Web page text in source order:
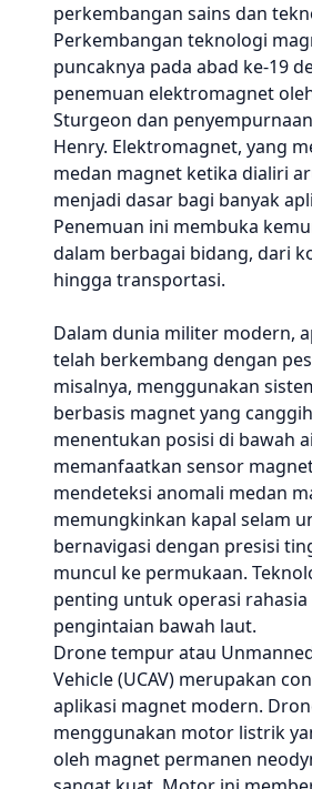
perkembangan sains dan
Perkembangan teknologi
puncaknya pada abad ke-19
penemuan elektromagnet
Sturgeon dan
Henry. Elektromagnet, yang
medan magnet ketika dialiri
menjadi dasar bagi banyak
Penemuan ini membuka
dalam berbagai bidang, dari
hingga transportasi.
Dalam dunia militer modern,
telah berkembang dengan
misalnya, menggunakan
berbasis magnet yang
menentukan posisi di bawah
memanfaatkan sensor
mendeteksi anomali medan
memungkinkan kapal selam
bernavigasi dengan presisi
muncul ke permukaan.
penting untuk operasi rahasia
pengintaian bawah laut.
Drone tempur atau
Vehicle (UCAV) merupakan
aplikasi magnet modern.
menggunakan motor listrik
oleh magnet permanen